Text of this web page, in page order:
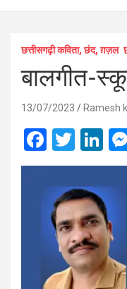
छत्तीसगढ़ी कविता, छंद, ग़ज़ल
बालगीत-
13/07/2023 Ramesh
F
a
ce
b
o
o
k
T
wi
tt
er
Li
n
ke
dI
n